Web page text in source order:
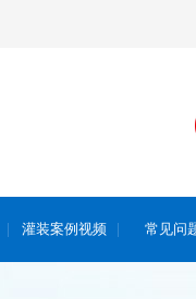
灌装案例视频 常见问